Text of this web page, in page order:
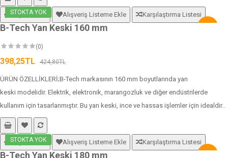
STOKTA YOK
Sepete Ekle Alışveriş Listeme Ekle Karşılaştırma Listesi
B-Tech Yan Keski 160 mm
(0)
398,25TL 424,80TL
ÜRÜN ÖZELLİKLERİ;B-Tech markasının 160 mm boyutlarında yan
keski modelidir. Elektrik, elektronik, marangozluk ve diğer endüstrilerde
kullanım için tasarlanmıştır. Bu yan keski, ince ve hassas işlemler için idealdir..
STOKTA YOK
Sepete Ekle Alışveriş Listeme Ekle Karşılaştırma Listesi
B-Tech Yan Keski 180 mm